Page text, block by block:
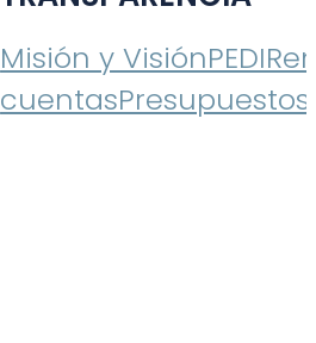
Misión y VisiónPEDI
cuentasPresupuestos